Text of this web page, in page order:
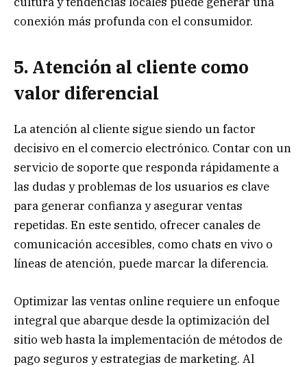
conexión más profunda con el consumidor.
5. Atención al cliente como
valor diferencial
La atención al cliente sigue siendo un factor
decisivo en el comercio electrónico. Contar con un
servicio de soporte que responda rápidamente a
las dudas y problemas de los usuarios es clave
para generar confianza y asegurar ventas
repetidas. En este sentido, ofrecer canales de
comunicación accesibles, como chats en vivo o
líneas de atención, puede marcar la diferencia.
Optimizar las ventas online requiere un enfoque
integral que abarque desde la optimización del
sitio web hasta la implementación de métodos de
pago seguros y estrategias de marketing. Al